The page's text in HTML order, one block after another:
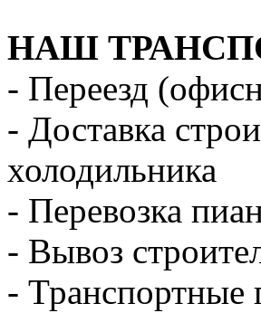
НАШ
- Переезд
- Доставка
холодильника
- Перевозка
- Вывоз
- Транспортные